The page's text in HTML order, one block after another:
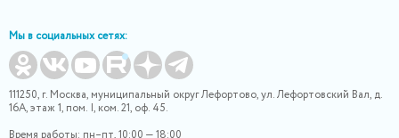
Мы в социальных сетях:
111250, г. Москва, муниципальный округ Лефортово, ул. Лефортовский Вал, д.
16А, этаж 1, пом. I, ком. 21, оф. 45.
Время работы: пн–пт, 10:00 — 18:00